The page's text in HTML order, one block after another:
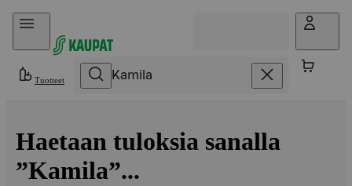
Hyppää sisältöön
Tuotteet
Haetaan tuloksia sanalla
”Kamila”...